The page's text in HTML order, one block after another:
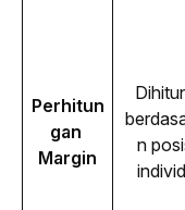
Perhitun
gan
Margin
n